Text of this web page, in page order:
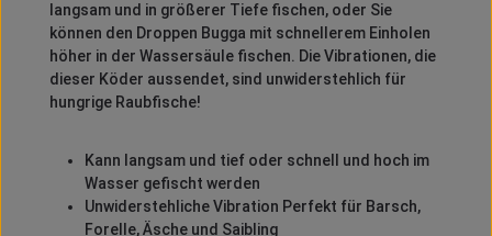
langsam und in größerer Tiefe fischen, oder Sie
können den Droppen Bugga mit schnellerem Einholen
höher in der Wassersäule fischen. Die Vibrationen, die
dieser Köder aussendet, sind unwiderstehlich für
hungrige Raubfische!
Kann langsam und tief oder schnell und hoch im
Wasser gefischt werden
Unwiderstehliche Vibration Perfekt für Barsch,
Forelle, Äsche und Saibling